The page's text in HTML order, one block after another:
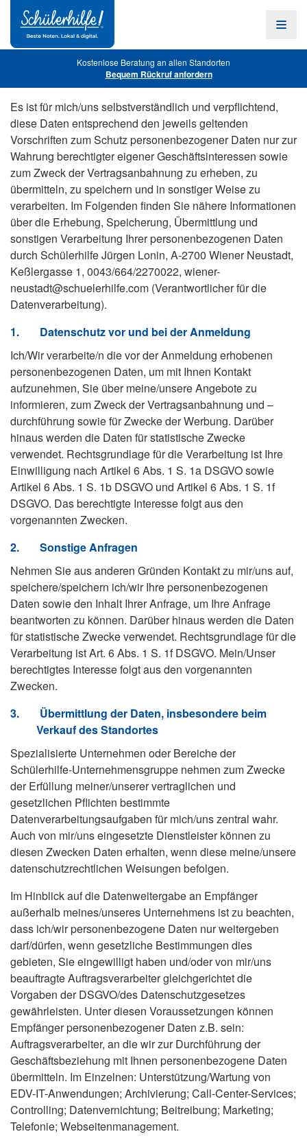
Hauptinhalt
Kostenlose Beratung an allen Standorten
Bequem Rückruf anfordern
Es ist für mich/uns selbstverständlich und verpflichtend,
diese Daten entsprechend den jeweils geltenden
Vorschriften zum Schutz personenbezogener Daten nur zur
Wahrung berechtigter eigener Geschäftsinteressen sowie
zum Zweck der Vertragsanbahnung zu erheben, zu
übermitteln, zu speichern und in sonstiger Weise zu
verarbeiten. Im Folgenden finden Sie nähere Informationen
über die Erhebung, Speicherung, Übermittlung und
sonstigen Verarbeitung Ihrer personenbezogenen Daten
durch Schülerhilfe Jürgen Lonin, A-2700 Wiener Neustadt,
Keßlergasse 1, 0043/664/2270022, wiener-
neustadt@schuelerhilfe.com (Verantwortlicher für die
Datenverarbeitung).
1.
Datenschutz vor und bei der Anmeldung
Ich/Wir verarbeite/n die vor der Anmeldung erhobenen
personenbezogenen Daten, um mit Ihnen Kontakt
aufzunehmen, Sie über meine/unsere Angebote zu
informieren, zum Zweck der Vertragsanbahnung und –
durchführung sowie für Zwecke der Werbung. Darüber
hinaus werden die Daten für statistische Zwecke
verwendet. Rechtsgrundlage für die Verarbeitung ist Ihre
Einwilligung nach Artikel 6 Abs. 1 S. 1a DSGVO sowie
Artikel 6 Abs. 1 S. 1b DSGVO und Artikel 6 Abs. 1 S. 1f
DSGVO. Das berechtigte Interesse folgt aus den
vorgenannten Zwecken.
2.
Sonstige Anfragen
Nehmen Sie aus anderen Gründen Kontakt zu mir/uns auf,
speichere/speichern ich/wir Ihre personenbezogenen
Daten sowie den Inhalt Ihrer Anfrage, um Ihre Anfrage
beantworten zu können. Darüber hinaus werden die Daten
für statistische Zwecke verwendet. Rechtsgrundlage für die
Verarbeitung ist Art. 6 Abs. 1 S. 1f DSGVO. Mein/Unser
berechtigtes Interesse folgt aus den vorgenannten
Zwecken.
3.
Übermittlung der Daten, insbesondere beim
Verkauf des Standortes
Spezialisierte Unternehmen oder Bereiche der
Schülerhilfe-Unternehmensgruppe nehmen zum Zwecke
der Erfüllung meiner/unserer vertraglichen und
gesetzlichen Pflichten bestimmte
Datenverarbeitungsaufgaben für mich/uns zentral wahr.
Auch von mir/uns eingesetzte Dienstleister können zu
diesen Zwecken Daten erhalten, wenn diese meine/unsere
datenschutzrechtlichen Weisungen befolgen.
Im Hinblick auf die Datenweitergabe an Empfänger
außerhalb meines/unseres Unternehmens ist zu beachten,
dass ich/wir personenbezogene Daten nur weitergeben
darf/dürfen, wenn gesetzliche Bestimmungen dies
gebieten, Sie eingewilligt haben und/oder von mir/uns
beauftragte Auftragsverarbeiter gleichgerichtet die
Vorgaben der DSGVO/des Datenschutzgesetzes
gewährleisten. Unter diesen Voraussetzungen können
Empfänger personenbezogener Daten z.B. sein:
Auftragsverarbeiter, an die wir zur Durchführung der
Geschäftsbeziehung mit Ihnen personenbezogene Daten
übermitteln. Im Einzelnen: Unterstützung/Wartung von
EDV-IT-Anwendungen; Archivierung; Call-Center-Services;
Controlling; Datenvernichtung; Beitreibung; Marketing;
Telefonie; Webseitenmanagement.